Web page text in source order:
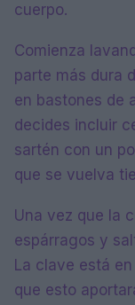
cuerpo.
Comienza
parte más dura
en bastones de
decides incluir
sartén con un
que se vuelva
Una vez que la
espárragos y
La clave está
que esto